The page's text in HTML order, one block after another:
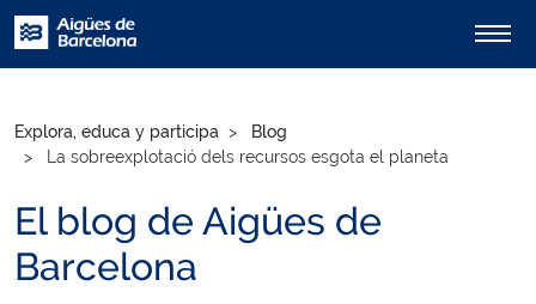
Explora, educa y participa
Blog
La sobreexplotació dels recursos esgota el planeta
El blog de Aigües de
Barcelona